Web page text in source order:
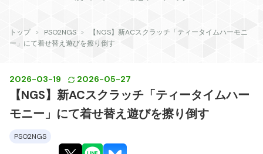
トップ > PSO2NGS >
【NGS】新ACスクラッチ「ティータイムハーモニ
ー」にて着せ替え遊びを擦り倒す
2026-03-19 2026-05-27
【NGS】新ACスクラッチ「ティータイムハー
モニー」にて着せ替え遊びを擦り倒す
PSO2NGS